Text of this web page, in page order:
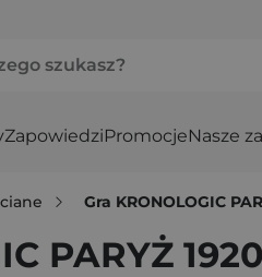
ZapowiedziPromocjeNasze
Gra KRONOLOGIC
PARYŻ 1920